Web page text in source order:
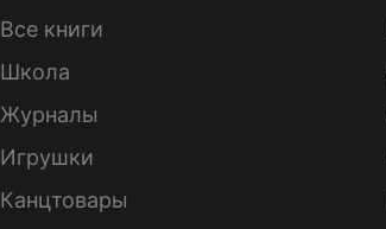
Все книги
Школа
Журналы
Игрушки
Канцтовары